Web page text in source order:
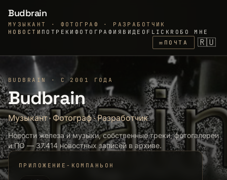
Budbrain
МУЗЫКАНТ · ФОТОГРАФ · РАЗРАБОТЧИК
НОВОСТИ ПО ТРЕКИ ФОТОГРАФИЯ ВИДЕО FLICKR ОБО МНЕ
✉ ПОЧТА 🇷🇺
BUDBRAIN · С 2001 ГОДА
Budbrain
Музыкант· Фотограф·Разработчик
Новости железа и музыки, собственные треки, фотогалереи
и ПО — 37.414 новостных записей в архиве.
ПРИЛОЖЕНИЕ-КОМПАНЬОН